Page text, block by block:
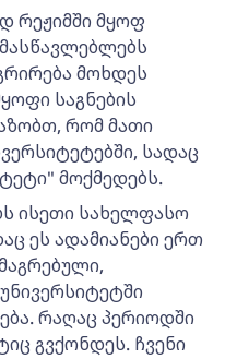
რეჟიმში მყოფ
მოხდეს
საგნების
რომ მათი
სადაც
მოქმედებს.
ისეთი სახელფასო
ეს ადამიანები ერთ
რაღაც პერიოდში
გვქონდეს. ჩვენი